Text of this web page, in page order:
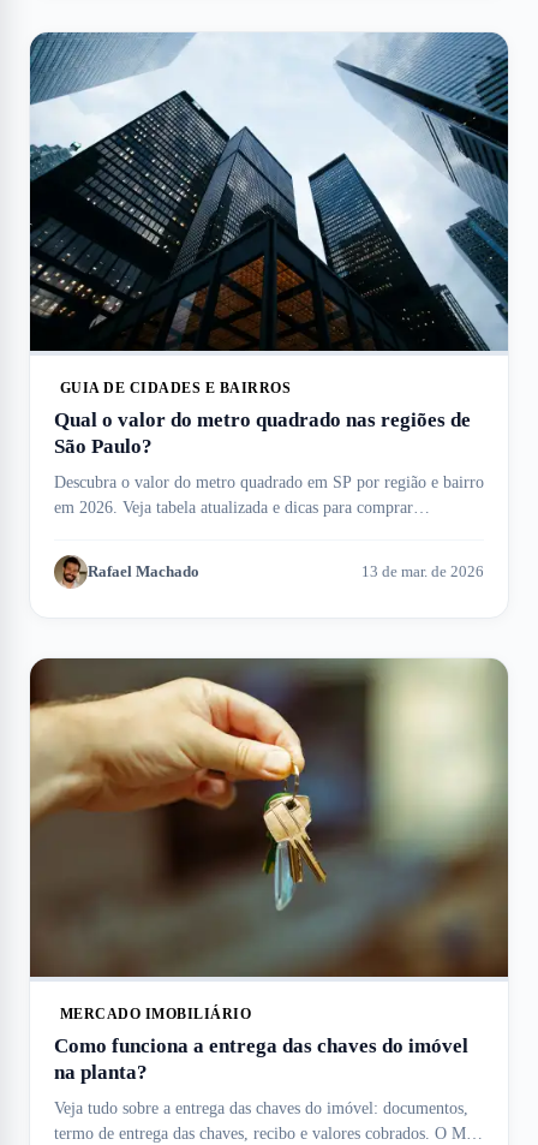
GUIA DE CIDADES E BAIRROS
Qual o valor do metro quadrado nas regiões de
São Paulo?
Descubra o valor do metro quadrado em SP por região e bairro
em 2026. Veja tabela atualizada e dicas para comprar
Rafael Machado 13 de mar. de 2026
MERCADO IMOBILIÁRIO
Como funciona a entrega das chaves do imóvel
na planta?
Veja tudo sobre a entrega das chaves do imóvel: documentos,
termo de entrega das chaves, recibo e valores cobrados. O Meu